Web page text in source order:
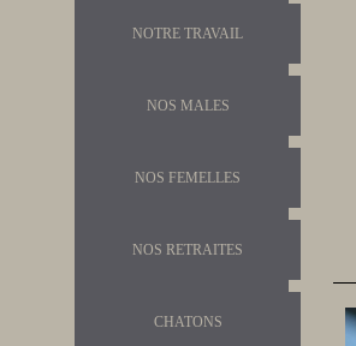
NOTRE TRAVAIL
NOS MALES
NOS FEMELLES
NOS RETRAITES
CHATONS